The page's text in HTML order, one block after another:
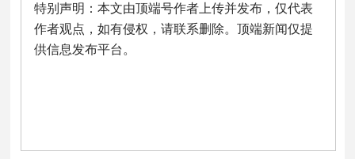
特别声明：本文由顶端号作者上传并发布，仅代表
作者观点，如有侵权，请联系删除。顶端新闻仅提
供信息发布平台。